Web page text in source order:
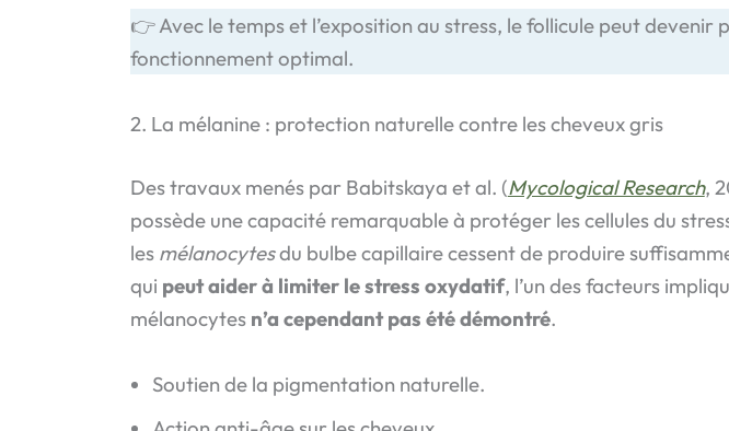
👉 Avec le temps et l’exposition au stress, le follicule peut
fonctionnement optimal.
2. La mélanine : protection naturelle contre les cheveux gris
Des travaux menés par Babitskaya et al. (Mycological Research,
possède une capacité remarquable à protéger les cellules du
les mélanocytesdu bulbe capillaire cessent de produire
qui peut aider à limiter le stress oxydatif, l’un des facteurs
mélanocytes n’a cependant pas été démontré.
Soutien de la pigmentation naturelle.